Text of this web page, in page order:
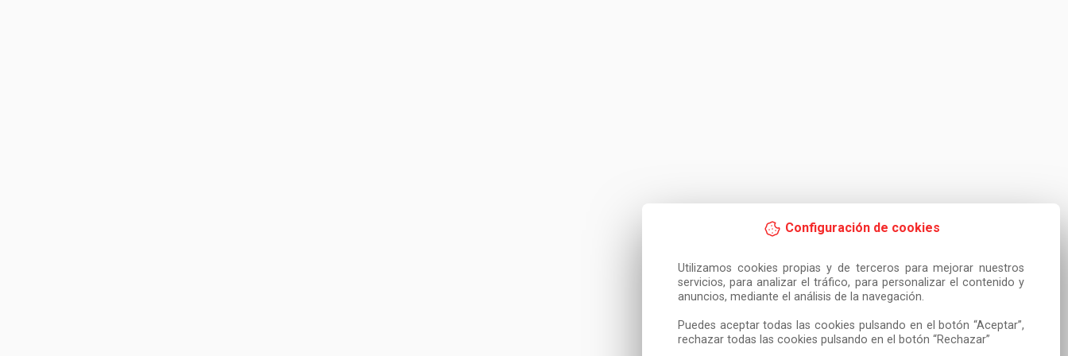
Configuración de cookies
Utilizamos cookies propias y de terceros para mejorar nuestros
servicios, para analizar el tráfico, para personalizar el contenido y
anuncios, mediante el análisis de la navegación.
Puedes aceptar todas las cookies pulsando en el botón “Aceptar”,
rechazar todas las cookies pulsando en el botón “Rechazar”